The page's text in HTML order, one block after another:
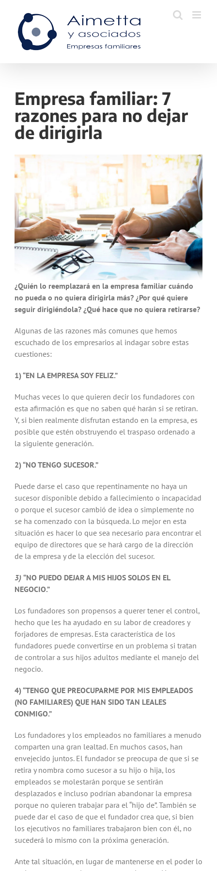
content
Empresa familiar: 7
razones para no dejar
de dirigirla
¿Quién lo reemplazará en la empresa familiar cuándo
no pueda o no quiera dirigirla más? ¿Por qué quiere
seguir dirigiéndola? ¿Qué hace que no quiera retirarse?
Algunas de las razones más comunes que hemos
escuchado de los empresarios al indagar sobre estas
cuestiones:
1) “EN LA EMPRESA SOY FELIZ.”
Muchas veces lo que quieren decir los fundadores con
esta afirmación es que no saben qué harán si se retiran.
Y, si bien realmente disfrutan estando en la empresa, es
posible que estén obstruyendo el traspaso ordenado a
la siguiente generación.
2) “NO TENGO SUCESOR.”
Puede darse el caso que repentinamente no haya un
sucesor disponible debido a fallecimiento o incapacidad
o porque el sucesor cambió de idea o simplemente no
se ha comenzado con la búsqueda. Lo mejor en esta
situación es hacer lo que sea necesario para encontrar el
equipo de directores que se hará cargo de la dirección
de la empresa y de la elección del sucesor.
3) “NO PUEDO DEJAR A MIS HIJOS SOLOS EN EL
NEGOCIO.”
Los fundadores son propensos a querer tener el control,
hecho que les ha ayudado en su labor de creadores y
forjadores de empresas. Esta característica de los
fundadores puede convertirse en un problema si tratan
de controlar a sus hijos adultos mediante el manejo del
negocio.
4) “TENGO QUE PREOCUPARME POR MIS EMPLEADOS
(NO FAMILIARES) QUE HAN SIDO TAN LEALES
CONMIGO.”
Los fundadores y los empleados no familiares a menudo
comparten una gran lealtad. En muchos casos, han
envejecido juntos. El fundador se preocupa de que si se
retira y nombra como sucesor a su hijo o hija, los
empleados se molestarán porque se sentirán
desplazados e incluso podrían abandonar la empresa
porque no quieren trabajar para el “hijo de”. También se
puede dar el caso de que el fundador crea que, si bien
los ejecutivos no familiares trabajaron bien con él, no
sucederá lo mismo con la próxima generación.
Ante tal situación, en lugar de mantenerse en el poder lo